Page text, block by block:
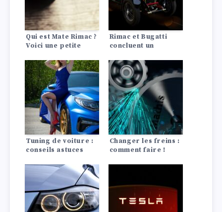
Qui est Mate Rimac ?
Voici une petite
vie et de sa société
croate d’«
hypercars » pour
véhicules
électriques.
Rimac et Bugatti
concluent un
mutuellement
bénéfique
Tuning de voiture :
conseils astuces
Changer les freins :
comment faire !